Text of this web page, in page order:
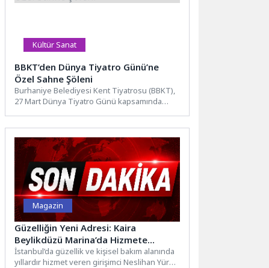
Kültür Sanat
BBKT’den Dünya Tiyatro Günü’ne
Özel Sahne Şöleni
Burhaniye Belediyesi Kent Tiyatrosu (BBKT),
27 Mart Dünya Tiyatro Günü kapsamında
Magazin
Güzelliğin Yeni Adresi: Kaira
Beylikdüzü Marina’da Hizmete
Devam Ediyor
İstanbul’da güzellik ve kişisel bakım alanında
yıllardır hizmet veren girişimci Neslihan Yürür,